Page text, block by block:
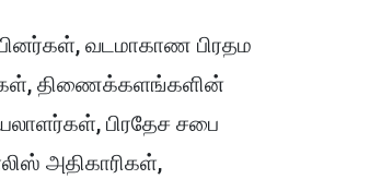
வடமாகாண பிரதம
திணைக்களங்களின்
பிரதேச சபை
அதிகாரிகள்,